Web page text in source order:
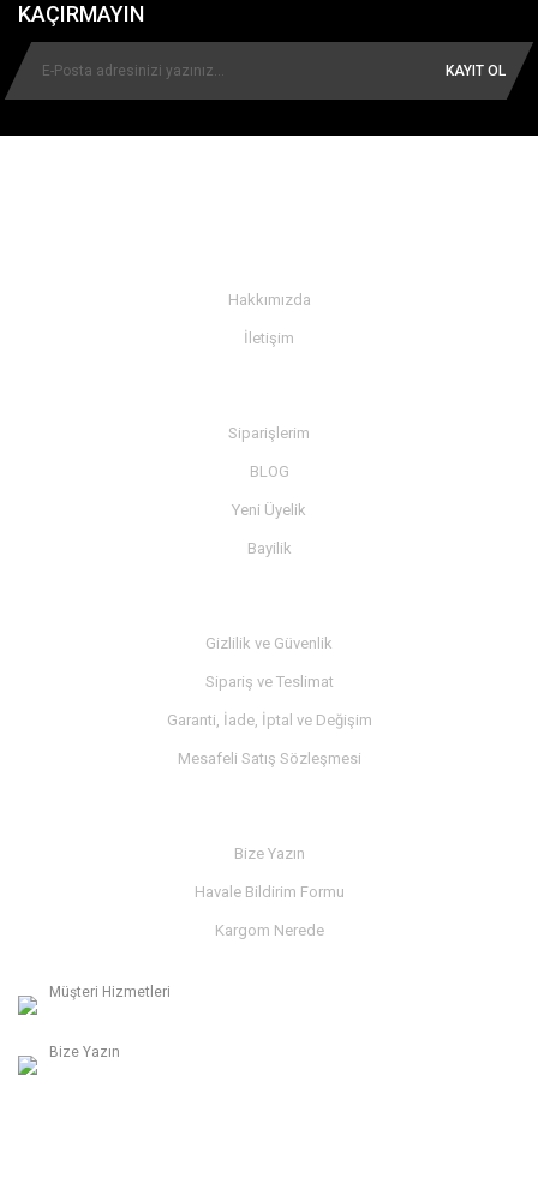
KAÇIRMAYIN
KAYIT OL
Hakkımızda
İletişim
Siparişlerim
BLOG
Yeni Üyelik
Bayilik
Gizlilik ve Güvenlik
Sipariş ve Teslimat
Garanti, İade, İptal ve Değişim
Mesafeli Satış Sözleşmesi
Bize Yazın
Havale Bildirim Formu
Kargom Nerede
Müşteri Hizmetleri
Bize Yazın